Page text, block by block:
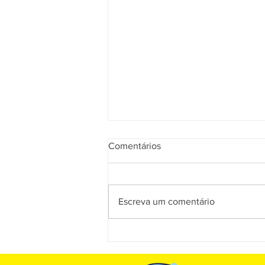
vendendo pelo preço errado
Comentários
Escreva um comentário